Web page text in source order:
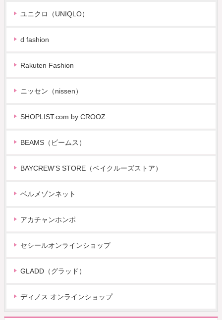
ユニクロ（UNIQLO）
d fashion
Rakuten Fashion
ニッセン（nissen）
SHOPLIST.com by CROOZ
BEAMS（ビームス）
BAYCREW’S STORE（ベイクルーズストア）
ベルメゾンネット
アカチャンホンポ
セシールオンラインショップ
GLADD（グラッド）
ディノス オンラインショップ